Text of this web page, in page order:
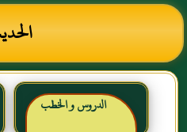
الدروس و الخطب